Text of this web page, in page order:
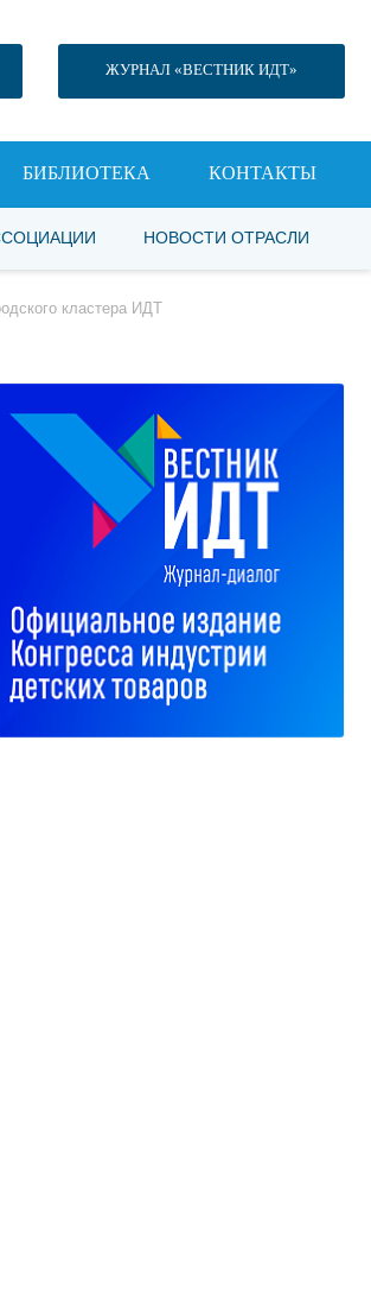
ЖУРНАЛ «ВЕСТНИК ИДТ»
БИБЛИОТЕКА КОНТАКТЫ
НОВОСТИ ОТРАСЛИ
кластера ИДТ